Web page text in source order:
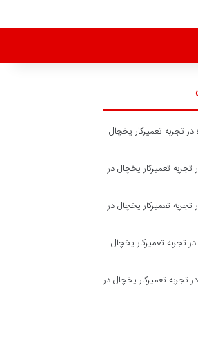
درتجربه تعمیرکار یخچال
تجربه تعمیرکار یخچال در
تجربه تعمیرکار یخچال در
تجربه تعمیرکار یخچال
درتجربه تعمیرکار یخچال در